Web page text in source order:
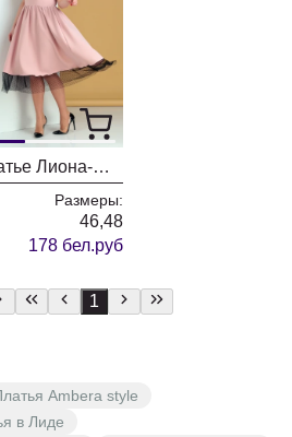
Платье Лиона-Стиль 688 пудра
Размеры:
46,48
178 бел.руб
1
Ambera style
в Лиде